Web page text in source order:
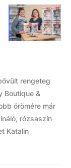
rengeteg
Boutique &
örömére már
rózsaszín
Katalin